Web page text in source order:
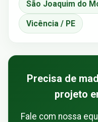
São Joaquim do
Vicência / PE
Precisa de
projeto
Fale com nossa